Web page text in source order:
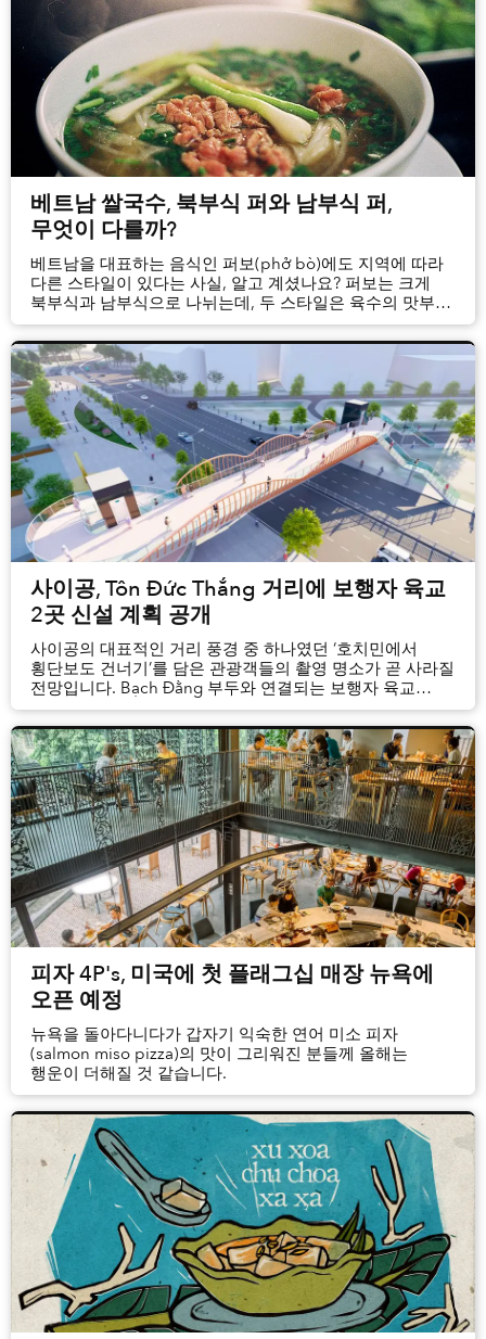
z
사이공이어 후원하기
베트남 쌀국수, 북부식 퍼와 남부식 퍼,
무엇이 다를까?
베트남을 대표하는 음식인 퍼보(phở bò)에도 지역에 따라
다른 스타일이 있다는 사실, 알고 계셨나요? 퍼보는 크게
북부식과 남부식으로 나뉘는데, 두 스타일은 육수의 맛부터
함께 곁들이는 재료까지 여러 면에서 차이를 보입니다.
사이공, Tôn Đức Thắng 거리에 보행자 육교
2곳 신설 계획 공개
사이공의 대표적인 거리 풍경 중 하나였던 ‘호치민에서
횡단보도 건너기’를 담은 관광객들의 촬영 명소가 곧 사라질
전망입니다. Bạch Đằng 부두와 연결되는 보행자 육교
2곳이 완공될 예정이기 때문입니다.
피자 4P's, 미국에 첫 플래그십 매장 뉴욕에
오픈 예정
뉴욕을 돌아다니다가 갑자기 익숙한 연어 미소 피자
(salmon miso pizza)의 맛이 그리워진 분들께 올해는
행운이 더해질 것 같습니다.